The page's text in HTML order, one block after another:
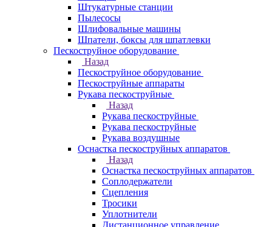
Штукатурные станции
Пылесосы
Шлифовальные машины
Шпатели, боксы для шпатлевки
Пескоструйное оборудование
Назад
Пескоструйное оборудование
Пескоструйные аппараты
Рукава пескоструйные
Назад
Рукава пескоструйные
Рукава пескоструйные
Рукава воздушные
Оснастка пескоструйных аппаратов
Назад
Оснастка пескоструйных аппаратов
Соплодержатели
Сцепления
Тросики
Уплотнители
Дистанционное управление